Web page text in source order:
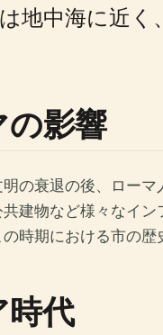
地中海に近
の影響
の衰退の後、ロー
建物など様々なイ
時期における市の
代